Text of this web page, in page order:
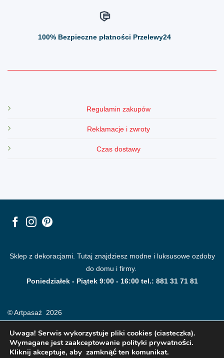
100% Bezpieczne płatności Przelewy24
Regulamin zakupów
Reklamacje i zwroty
Czas dostawy
Sklep z dekoracjami. Tutaj znajdziesz modne i luksusowe ozdoby
do domu i firmy.
Poniedziałek - Piątek 9:00 - 16:00 tel.: 881 31 71 81
© Artpasaż 2026
Uwaga! Serwis wykorzystuje pliki cookies (ciasteczka).
Wymagane jest zaakceptowanie polityki prywatności.
Kliknij akceptuje, aby zamknąć ten komunikat.